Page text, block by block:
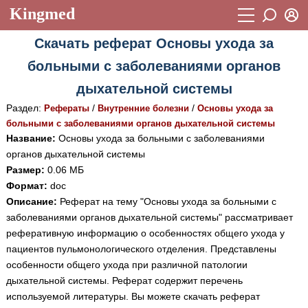
Kingmed
Учебный материал
Видеогалерея 899
Истории болезней 1268
Лекции и презентации 2474
Аккредитационные тесты
Методические рекомендации 1050
Научно-популярное
Статьи
Новости
Восстановить пароль
Регистрация
Скачать реферат Основы ухода за
больными с заболеваниями органов
дыхательной системы
Раздел: Рефераты/ Внутренние болезни / Основы ухода за
больными с заболеваниями органов дыхательной системы
Название: Основы ухода за больными с заболеваниями
органов дыхательной системы
Размер: 0.06 МБ
Формат: doc
Описание: Реферат на тему "Основы ухода за больными с
заболеваниями органов дыхательной системы" рассматривает
реферативную информацию о особенностях общего ухода у
пациентов пульмонологического отделения. Представлены
особенности общего ухода при различной патологии
дыхательной системы. Реферат содержит перечень
используемой литературы. Вы можете скачать реферат